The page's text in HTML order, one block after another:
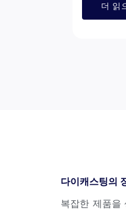
더 읽
다이캐스팅의
복잡한 제품을